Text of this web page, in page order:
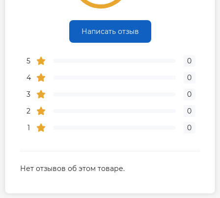
Написать отзыв
5
0
4
0
3
0
2
0
1
0
Нет отзывов об этом товаре.